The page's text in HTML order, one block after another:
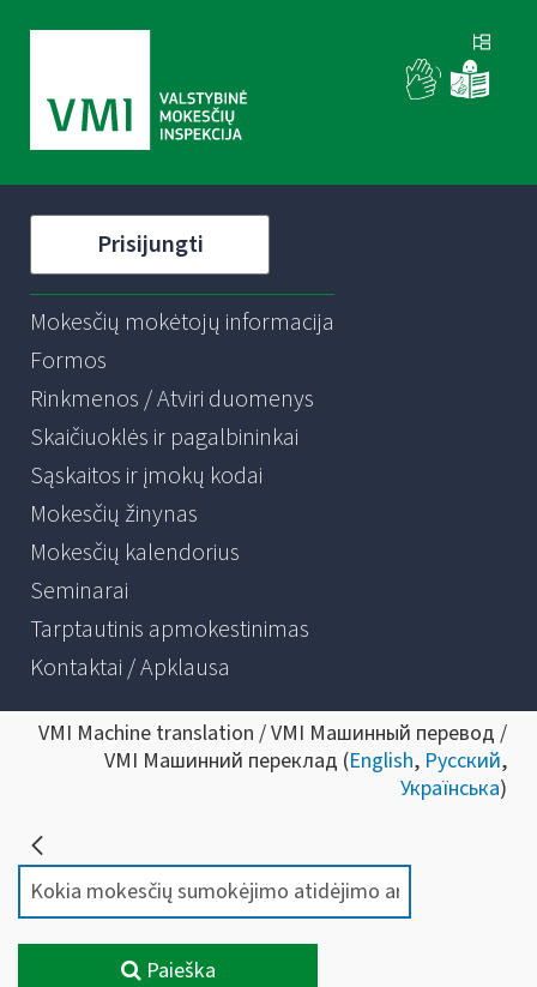
Prisijungti
Mokesčių mokėtojų informacija
Formos
Rinkmenos / Atviri duomenys
Skaičiuoklės ir pagalbininkai
Sąskaitos ir įmokų kodai
Mokesčių žinynas
Mokesčių kalendorius
Seminarai
Tarptautinis apmokestinimas
Kontaktai / Apklausa
VMI Machine translation / VMI Машинный перевод /
VMI Машинний переклад (English, Русский,
Українська)
Paieška